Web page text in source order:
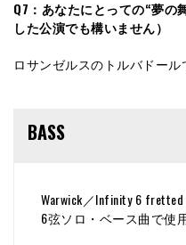
Q7：あなたにとっての“夢
した公演でも構いません）
ロサンゼルスのトルバドー
BASS
Warwick／Infinity 6 fretted
6弦ソロ・ベース曲で使